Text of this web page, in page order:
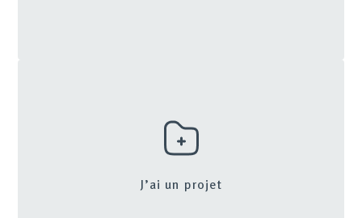
J’ai un projet